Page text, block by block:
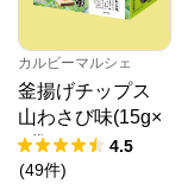
カルビーマルシェ
釜揚げチップス
山わさび味(15g×
8袋)
4.5
(49件)